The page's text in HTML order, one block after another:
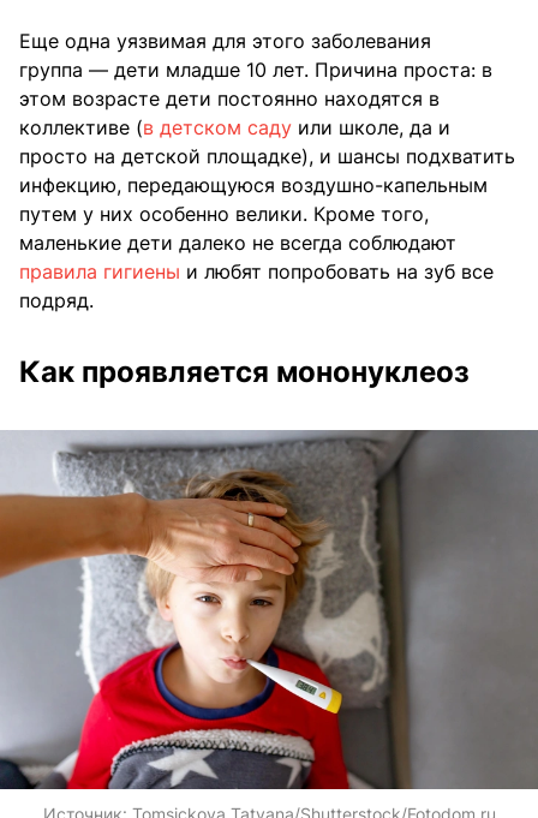
Еще одна уязвимая для этого заболевания
группа — дети младше 10 лет. Причина проста: в
этом возрасте дети постоянно находятся в
коллективе (в детском саду или школе, да и
просто на детской площадке), и шансы подхватить
инфекцию, передающуюся воздушно-капельным
путем у них особенно велики. Кроме того,
маленькие дети далеко не всегда соблюдают
правила гигиены и любят попробовать на зуб все
подряд.
Как проявляется мононуклеоз
Источник: Tomsickova Tatyana/Shutterstock/Fotodom.ru